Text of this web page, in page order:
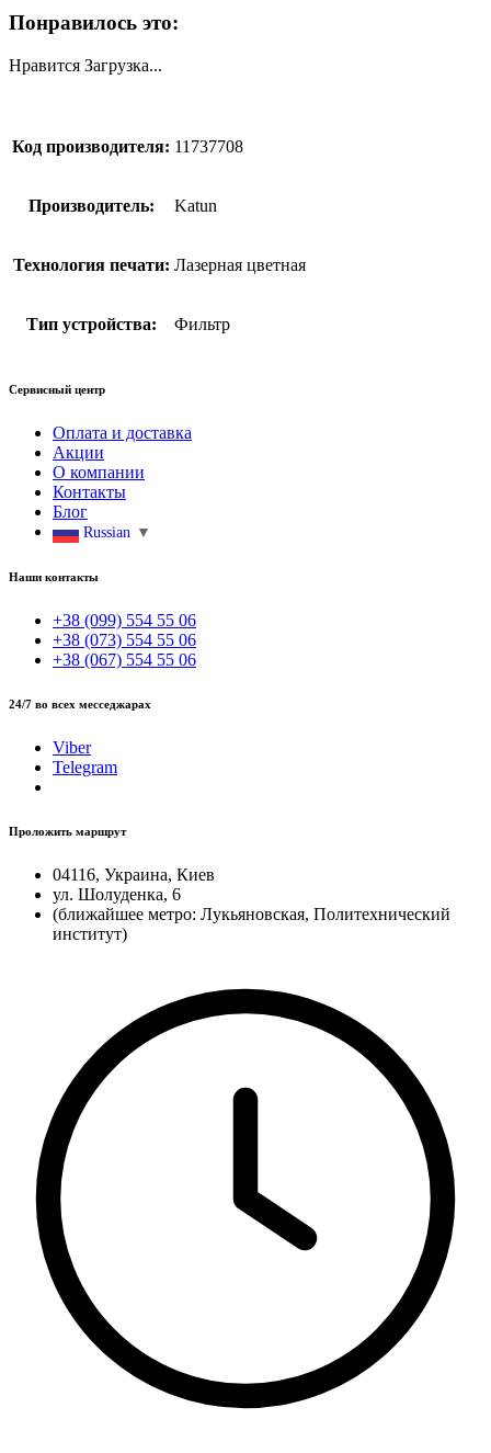
Понравилось это:
Нравится Загрузка...
Код производителя: 11737708
Производитель: Katun
Технология печати: Лазерная цветная
Тип устройства: Фильтр
Сервисный центр
Оплата и доставка
Акции
О компании
Контакты
Блог
Russian ▼
Наши контакты
+38 (099) 554 55 06
+38 (073) 554 55 06
+38 (067) 554 55 06
24/7 во всех месседжарах
Viber
Telegram
Проложить маршрут
04116, Украина, Киев
ул. Шолуденка, 6
(ближайшее метро: Лукьяновская, Политехнический
институт)